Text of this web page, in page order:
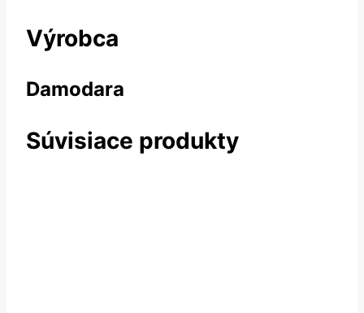
Výrobca
Damodara
Súvisiace produkty